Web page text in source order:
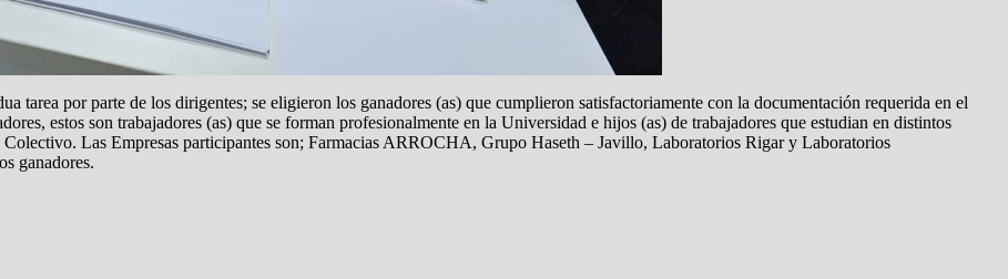
tarea por parte de los dirigentes; se eligieron los ganadores (as) que cumplieron satisfactoriamente con la documentación requerida en el
estos son trabajadores (as) que se forman profesionalmente en la Universidad e hijos (as) de trabajadores que estudian en distintos
Las Empresas participantes son; Farmacias ARROCHA, Grupo Haseth – Javillo, Laboratorios Rigar y Laboratorios
ganadores.